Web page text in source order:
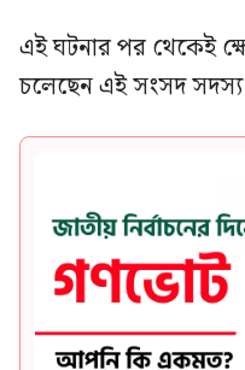
এই ঘটনার পর থেকেই
চলেছেন এই সংসদ